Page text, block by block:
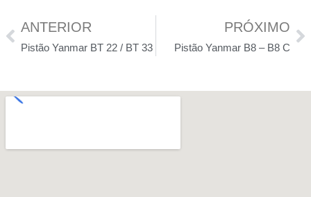
ANTERIOR
Pistão Yanmar BT 22 / BT 33
PRÓXIMO
Pistão Yanmar B8 – B8 C